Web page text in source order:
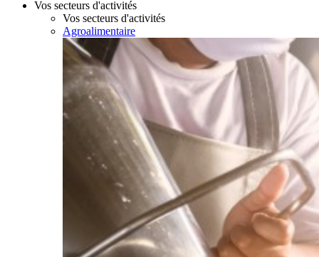
Vos secteurs d'activités
Vos secteurs d'activités
Agroalimentaire